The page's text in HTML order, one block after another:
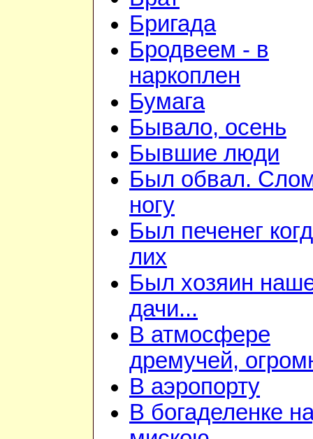
Бригада
Бродвеем - в
наркоплен
Бумага
Бывало, осень
Бывшие люди
Был обвал.
ногу
Был печенег
лих
Был хозяин
дачи...
В атмосфере
дремучей,
В аэропорту
В богаделенке